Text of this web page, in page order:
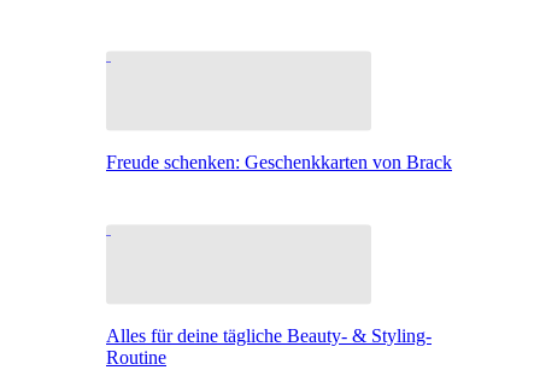
Freude schenken: Geschenkkarten von Brack
Alles für deine tägliche Beauty- & Styling-
Routine